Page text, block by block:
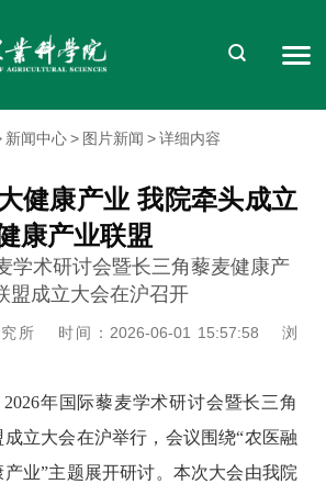
新闻中心 > 图片新闻 > 详细内容
健康产业 我院牵头成立
康产业联盟
学术研讨会暨长三角藜麦健康产
盟成立大会在沪召开
所 时间：2026-06-01 15:57:58
浏
2026年国际藜麦学术研讨会暨长三角
立大会在沪举行，会议围绕“农医融
业”主题展开研讨。本次大会由我院